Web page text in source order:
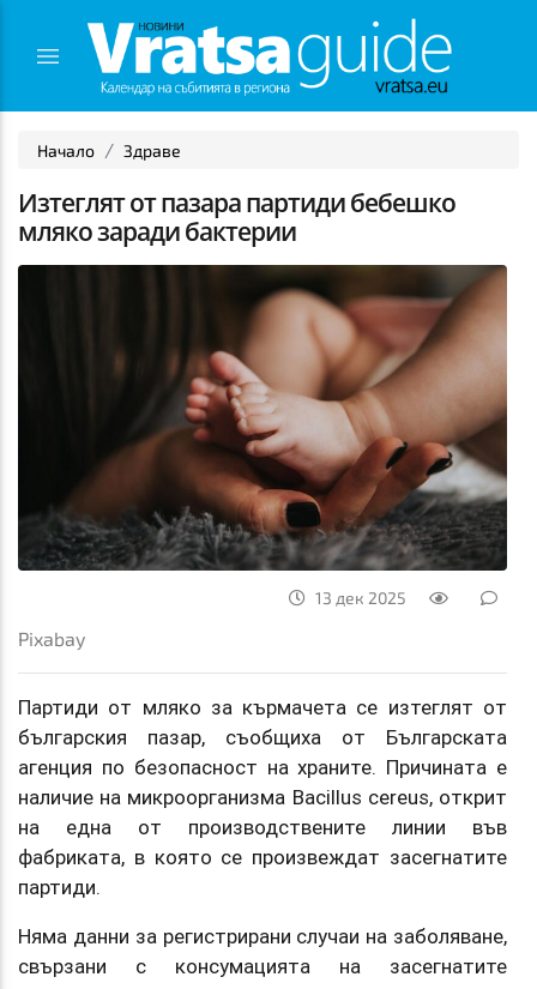
Начало Здраве
Изтеглят от пазара партиди бебешко
мляко заради бактерии
13 дек 2025
Pixabay
Партиди от мляко за кърмачета се изтеглят от
българския пазар, съобщиха от Българската
агенция по безопасност на храните. Причината е
наличие на микроорганизма Bacillus cereus, открит
на една от производствените линии във
фабриката, в която се произвеждат засегнатите
партиди.
Няма данни за регистрирани случаи на заболяване,
свързани с консумацията на засегнатите